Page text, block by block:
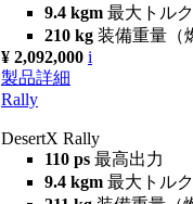
9.4 kgm 最大トルク
210 kg 装備重量（
¥ 2,092,000 i
製品詳細
Rally
DesertX Rally
110 ps 最高出力
9.4 kgm 最大トルク